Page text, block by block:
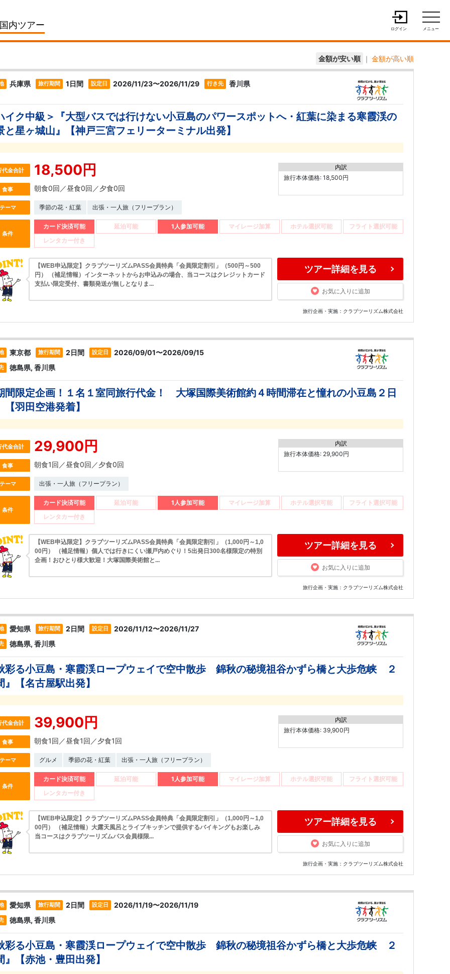
国内ツアー ログイン メニュー
金額が安い順 ｜ 金額が高い順
兵庫県 旅行期間 1日間 設定日 2026/11/23〜2026/11/29 行き先 香川県
イク中級＞『大型バスでは行けない小豆島のパワースポットへ・紅葉に染まる寒霞渓の
と星ヶ城山』【神戸三宮フェリーターミナル出発】
代金合計 18,500円
食事 朝食0回／昼食0回／夕食0回
内訳
旅行本体価格: 18,500円
ーマ 季節の花・紅葉 出張・一人旅（フリープラン）
条件
カード決済可能 延泊可能 1人参加可能 マイレージ加算 ホテル選択可能
フライト選択可能
レンタカー付き
【WEB申込限定】クラブツーリズムPASS会員特典「会員限定割引」（500円～500
円） （補足情報）インターネットからお申込みの場合、当コースはクレジットカード
支払い限定受付、書類発送が無しとなりま...
ツアー詳細を見る
お気に入りに追加
旅行企画・実施：クラブツーリズム株式会社
東京都 旅行期間 2日間 設定日 2026/09/01〜2026/09/15
徳島県, 香川県
間限定企画！１名１室同旅行代金！ 大塚国際美術館約４時間滞在と憧れの小豆島２日
【羽田空港発着】
代金合計 29,900円
食事 朝食1回／昼食0回／夕食0回
内訳
旅行本体価格: 29,900円
ーマ 出張・一人旅（フリープラン）
条件
カード決済可能 延泊可能 1人参加可能 マイレージ加算 ホテル選択可能
フライト選択可能
レンタカー付き
【WEB申込限定】クラブツーリズムPASS会員特典「会員限定割引」（1,000円～1,0
00円） （補足情報）個人では行きにくい瀬戸内めぐり！5出発日300名様限定の特別
企画！おひとり様大歓迎！大塚国際美術館と...
ツアー詳細を見る
お気に入りに追加
旅行企画・実施：クラブツーリズム株式会社
愛知県 旅行期間 2日間 設定日 2026/11/12〜2026/11/27
徳島県, 香川県
彩る小豆島・寒霞渓ロープウェイで空中散歩 錦秋の秘境祖谷かずら橋と大歩危峡 ２
』【名古屋駅出発】
代金合計 39,900円
食事 朝食1回／昼食1回／夕食1回
内訳
旅行本体価格: 39,900円
ーマ グルメ 季節の花・紅葉 出張・一人旅（フリープラン）
条件
カード決済可能 延泊可能 1人参加可能 マイレージ加算 ホテル選択可能
フライト選択可能
レンタカー付き
【WEB申込限定】クラブツーリズムPASS会員特典「会員限定割引」（1,000円～1,0
00円） （補足情報）大露天風呂とライブキッチンで提供するバイキングもお楽しみ
当コースはクラブツーリズムパス会員様限...
ツアー詳細を見る
お気に入りに追加
旅行企画・実施：クラブツーリズム株式会社
愛知県 旅行期間 2日間 設定日 2026/11/19〜2026/11/19
徳島県, 香川県
彩る小豆島・寒霞渓ロープウェイで空中散歩 錦秋の秘境祖谷かずら橋と大歩危峡 ２
』【赤池・豊田出発】